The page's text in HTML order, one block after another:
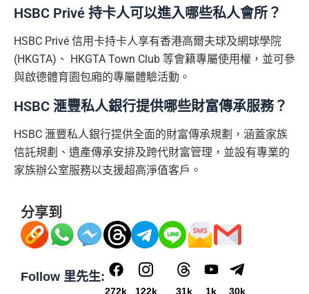
HSBC Privé 持卡人可以進入哪些私人會所？
HSBC Privé 信用卡持卡人享有香港高爾夫球及網球學院
(HKGTA)、 HKGTA Town Club 等會籍專屬使用權，並可參
與啟德體育園包廂的專屬體驗活動。
HSBC 滙豐私人銀行提供哪些財富傳承服務？
HSBC 滙豐私人銀行提供全面的財富傳承規劃，涵蓋家族
信託規劃、遺產傳承安排及跨代財富管理，並設有專業的
家族辦公室服務以支援超高淨值客戶。
分享到
Follow 里先生:
272k 122k 31k 1k 30k